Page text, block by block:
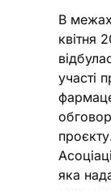
В
квітня
участі
яка